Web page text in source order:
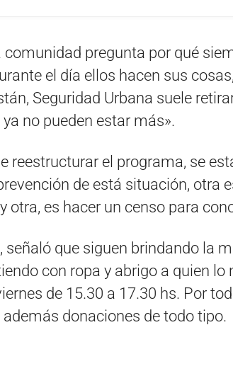
comunidad pregunta por qué
el día ellos hacen sus
Seguridad Urbana suele
ya no pueden estar más».
reestructurar el programa, se
de está situación, otra
otra, es hacer un censo para
señaló que siguen brindando la
con ropa y abrigo a quien lo
de 15.30 a 17.30 hs. Por
donaciones de todo tipo.